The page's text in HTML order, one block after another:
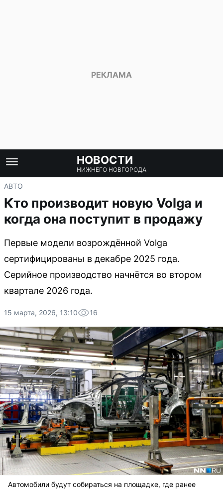
НОВОСТИ
НИЖНЕГО НОВГОРОДА
АВТО
Кто производит новую Volga и
когда она поступит в продажу
Первые модели возрождённой Volga
сертифицированы в декабре 2025 года.
Серийное производство начнётся во втором
квартале 2026 года.
15 марта, 2026, 13:10 16
Автомобили будут собираться на площадке, где ранее